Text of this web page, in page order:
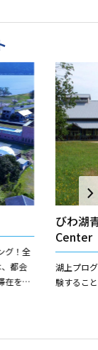
グ！全
都会
在を提
びわ湖
Center
湖上プロ
験するこ